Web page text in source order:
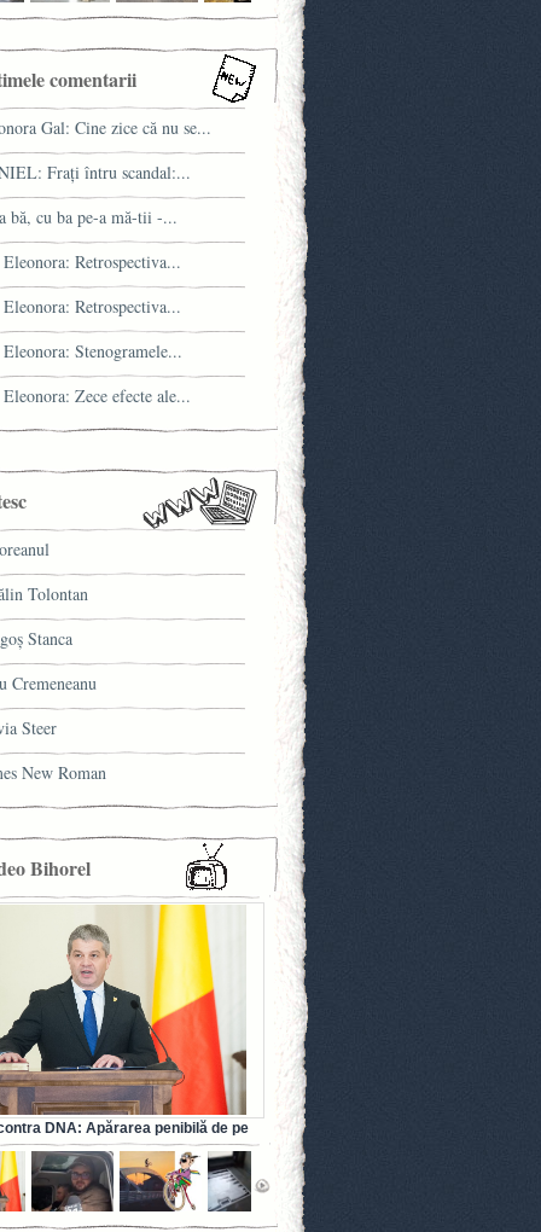
comentarii
Gal: Cine zice că nu se...
Fraţi întru scandal:...
bă, cu ba pe-a mă-tii -...
Retrospectiva...
Retrospectiva...
Stenogramele...
Zece efecte ale...
Tolontan
Stanca
Cremeneanu
Steer
New Roman
Bihorel
DNA: Apărarea penibilă de pe
fostului ministru al Sănătății (VIDEO)